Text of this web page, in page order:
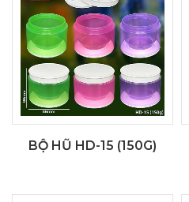
BỘ HŨ HD-15 (150G)